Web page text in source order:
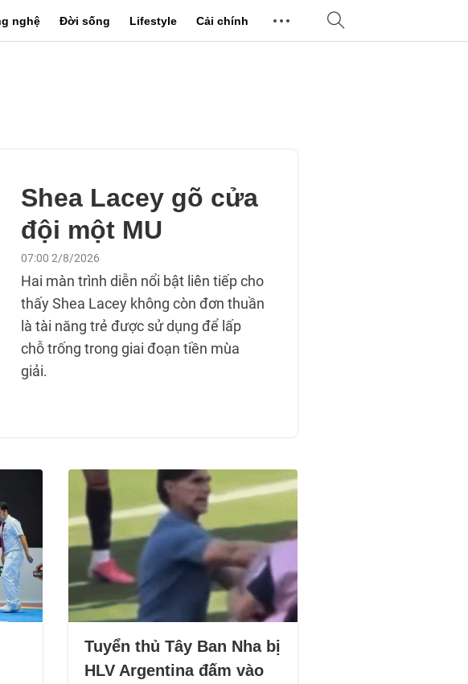
nghệ Đời sống Lifestyle Cải chính
Shea Lacey gõ cửa
đội một MU
07:00 2/8/2026
Hai màn trình diễn nổi bật liên tiếp cho
thấy Shea Lacey không còn đơn thuần
là tài năng trẻ được sử dụng để lấp
chỗ trống trong giai đoạn tiền mùa
giải.
Tuyển thủ Tây Ban Nha bị
HLV Argentina đấm vào